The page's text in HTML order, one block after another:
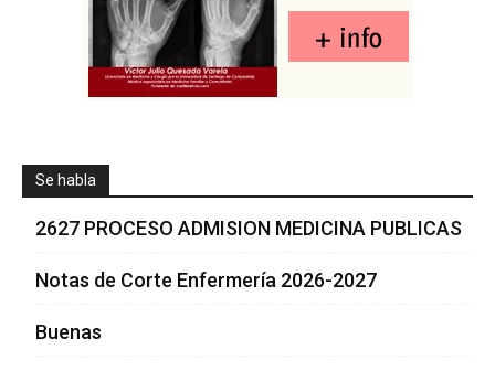
Se habla
2627 PROCESO ADMISION MEDICINA PUBLICAS
Notas de Corte Enfermería 2026-2027
Buenas